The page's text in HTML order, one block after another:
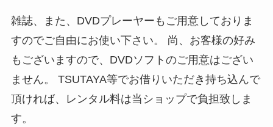
雑誌、また、DVDプレーヤーもご用意しておりま
すのでご自由にお使い下さい。 尚、お客様の好み
もございますので、DVDソフトのご用意はござい
ません。 TSUTAYA等でお借りいただき持ち込んで
頂ければ、レンタル料は当ショップで負担致しま
す。